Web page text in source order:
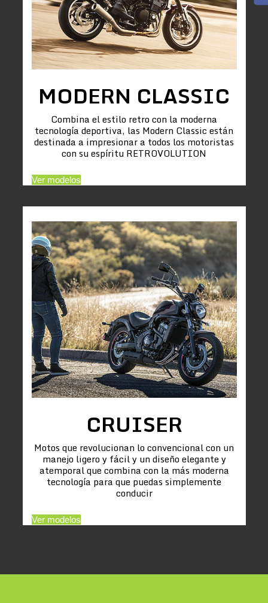
MODERN CLASSIC
Combina el estilo retro con la moderna
tecnología deportiva, las Modern Classic están
destinada a impresionar a todos los motoristas
con su espíritu RETROVOLUTION
Ver modelos
CRUISER
Motos que revolucionan lo convencional con un
manejo ligero y fácil y un diseño elegante y
atemporal que combina con la más moderna
tecnología para que puedas simplemente
conducir
Ver modelos